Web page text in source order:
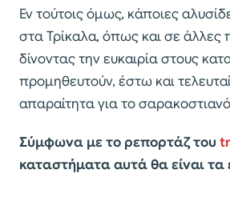
Εν τούτοις όμως, κάποιες
στα Τρίκαλα, όπως και σε άλλες
δίνοντας την ευκαιρία στους
προμηθευτούν, έστω και
απαραίτητα για το
Σύμφωνα με το ρεπορτάζ του
καταστήματα αυτά θα είναι τα